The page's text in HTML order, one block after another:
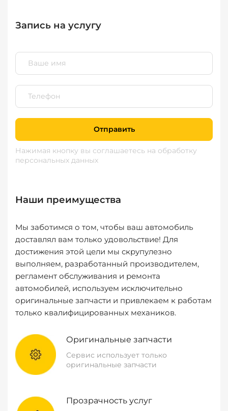
Запись на услугу
Отправить
Нажимая кнопку вы соглашаетесь на обработку
персональных данных
Наши преимущества
Мы заботимся о том, чтобы ваш автомобиль
доставлял вам только удовольствие! Для
достижения этой цели мы скрупулезно
выполняем, разработанный производителем,
регламент обслуживания и ремонта
автомобилей, используем исключительно
оригинальные запчасти и привлекаем к работам
только квалифицированных механиков.
Оригинальные запчасти
Сервис использует только
оригинальные запчасти
Прозрачность услуг